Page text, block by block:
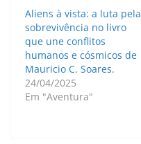
Aliens à vista: a luta pela
sobrevivência no livro
que une conflitos
humanos e cósmicos de
Mauricio C. Soares.
24/04/2025
Em "Aventura"